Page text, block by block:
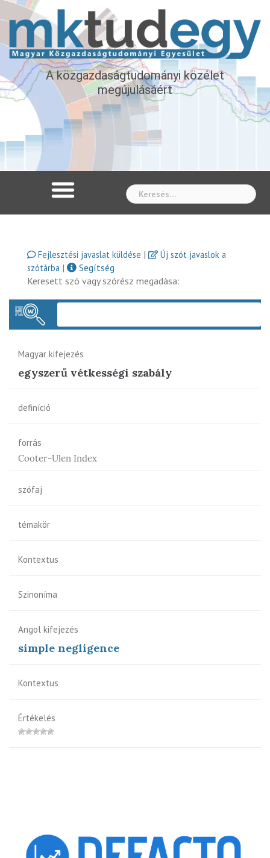
A közgazdaságtudományi közélet
megújulásáért
Fejlesztési javaslat küldése |
Új szót javaslok a
szótárba |
Segítség
Keresett szó vagy szórész megadása:
Magyar kifejezés
egyszerű vétkességi szabály
definíció
forrás
Cooter-Ulen Index
szófaj
témakör
Kontextus
Szinoníma
Angol kifejezés
simple negligence
Kontextus
Értékelés